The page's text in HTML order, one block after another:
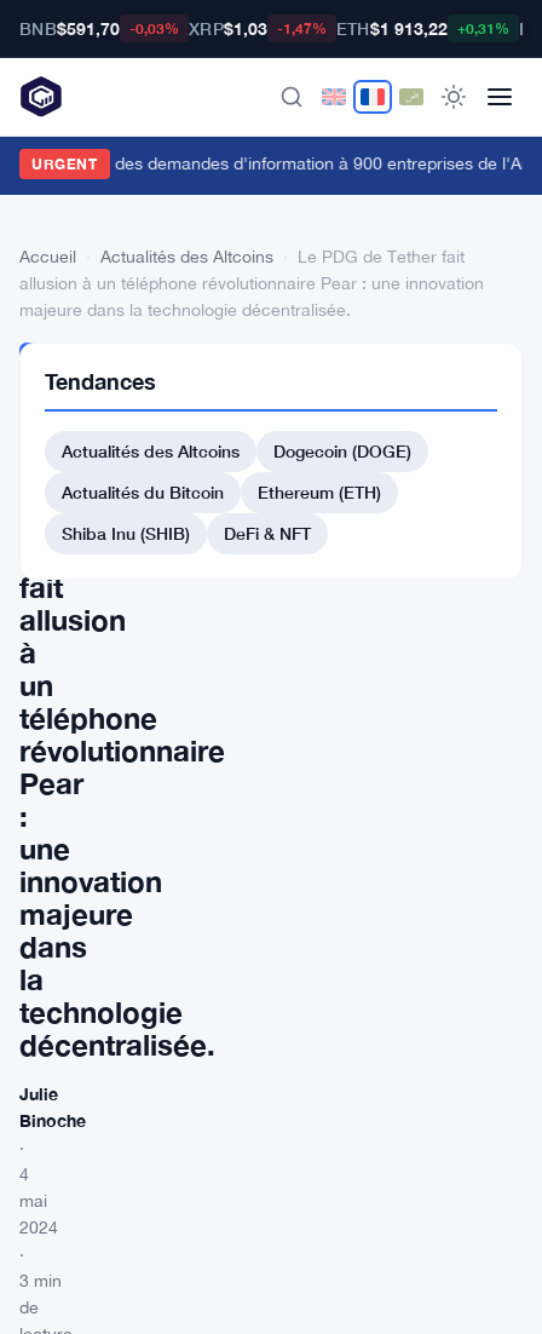
BNB$591,70 -0,03% XRP$1,03 -1,47% ETH$1 913,22 +0,31%
URGENT
FCA envoie des demandes d'information à 900 entreprises de
Accueil Actualités des Altcoins
Le PDG de Tether fait
allusion à un téléphone révolutionnaire Pear : une innovation
majeure dans la technologie décentralisée.
DES
ALTCOINS
PDG
fait
allusion
à
un
téléphone
révolutionnaire
Pear
:
une
innovation
majeure
dans
la
technologie
décentralisée.
Julie
Binoche
·
4
mai
2024
·
3 min
de
Tendances
Actualités des Altcoins
Dogecoin (DOGE)
Actualités du Bitcoin
Ethereum (ETH)
Shiba Inu (SHIB)
DeFi & NFT